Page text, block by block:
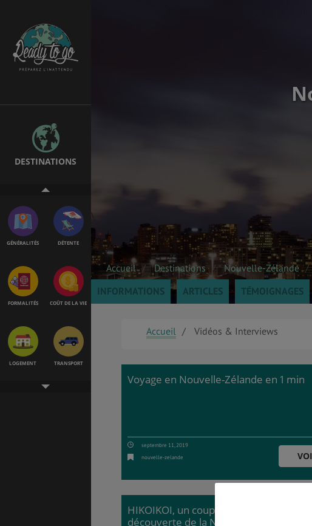
DESTINATIONS
EMPLOIS &
STAGES
BONS PLANS
GÉNÉRALITÉS DÉTENTE
FORMALITÉS COÛT DE LA VIE
LOGEMENT TRANSPORT
Accueil Destinations Nouvelle-Zélande
INFORMATIONS
ARTICLES TÉMOIGNAGES
Accueil Vidéos & Interviews
Voyage en Nouvelle-Zélande en 1 min
septembre 11, 2019
nouvelle-zelande
HIKOIKOI, un couple qui quitte le nid à la
découverte de la Nouvelle-Zélande !